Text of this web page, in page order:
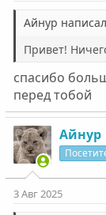
Айнур
Привет!
спасибо
перед тобой
Айнур
3 Авг 2025